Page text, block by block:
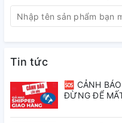
Tin tức
🆘 CẢNH
ĐỪNG ĐỂ